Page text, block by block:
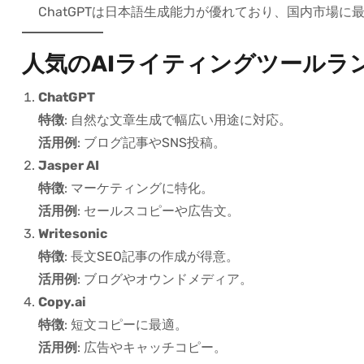
ChatGPTは日本語生成能力が優れており、国内市場に最
人気のAIライティングツールラ
ChatGPT
特徴: 自然な文章生成で幅広い用途に対応。
活用例 : ブログ記事やSNS投稿。
Jasper AI
特徴: マーケティングに特化。
活用例 : セールスコピーや広告文。
Writesonic
特徴: 長文SEO記事の作成が得意。
活用例 : ブログやオウンドメディア。
Copy.ai
特徴: 短文コピーに最適。
活用例 : 広告やキャッチコピー。